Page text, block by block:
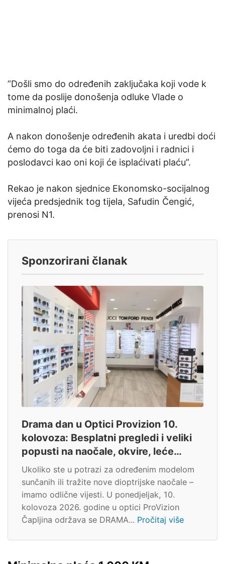
”Došli smo do određenih zaključaka koji vode k
tome da poslije donošenja odluke Vlade o
minimalnoj plaći.
A nakon donošenje određenih akata i uredbi doći
ćemo do toga da će biti zadovoljni i radnici i
poslodavci kao oni koji će isplaćivati plaću”.
Rekao je nakon sjednice Ekonomsko-socijalnog
vijeća predsjednik tog tijela, Safudin Čengić,
prenosi N1.
Sponzorirani članak
Drama dan u Optici Provizion 10.
kolovoza: Besplatni pregledi i veliki
popusti na naočale, okvire, leće…
Ukoliko ste u potrazi za određenim modelom
sunčanih ili tražite nove dioptrijske naočale –
imamo odlične vijesti. U ponedjeljak, 10.
kolovoza 2026. godine u optici ProVizion
Čapljina održava se DRAMA... Pročitaj više